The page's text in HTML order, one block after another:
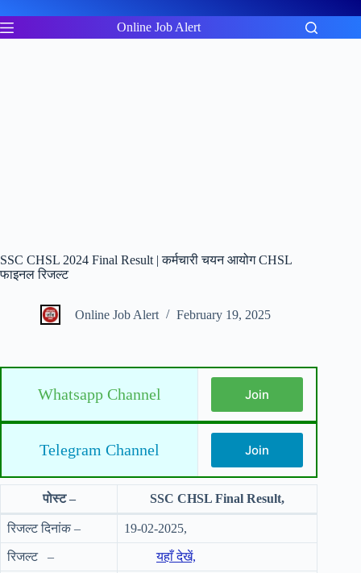
to
content
Online Job Alert
SSC CHSL 2024 Final Result | कर्मचारी चयन आयोग CHSL
फाइनल रिजल्ट
Online Job Alert February 19, 2025
Whatsapp Channel Join
Telegram Channel Join
पोस्ट – SSC CHSL Final Result,
रिजल्ट दिनांक – 19-02-2025,
रिजल्ट – यहाँ देखें,